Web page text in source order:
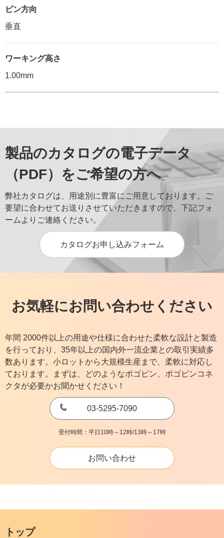
ピン方向
垂直
ワーキング高さ
1.00mm
製品のカタログの電子データ
（PDF）をご希望の方へ
弊社カタログは、用途別に豊富にご用意しております。ご
要望に合わせてお送りさせていただきますので、下記フォ
ームよりご連絡ください。
カタログお申し込みフォーム
お気軽にお問い合わせください
年間 2000件以上の用途や仕様に合わせた柔軟な設計と製造
を行っており、35年以上の国内外一流企業との取引実績多
数あります。小ロットから大規模生産まで、柔軟に対応し
ております。まずは、どのようなポゴピン、ポゴピンコネ
クタが必要かお聞かせください！
03-5295-7090
受付時間：平日10時～12時/13時～17時
お問い合わせ
トップ